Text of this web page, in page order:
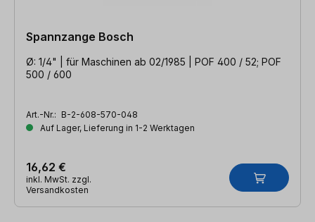
Spannzange Bosch
Ø: 1/4" | für Maschinen ab 02/1985 | POF 400 / 52; POF
500 / 600
Art.-Nr.: B-2-608-570-048
Auf Lager, Lieferung in 1-2 Werktagen
16,62 €
inkl. MwSt. zzgl.
Versandkosten